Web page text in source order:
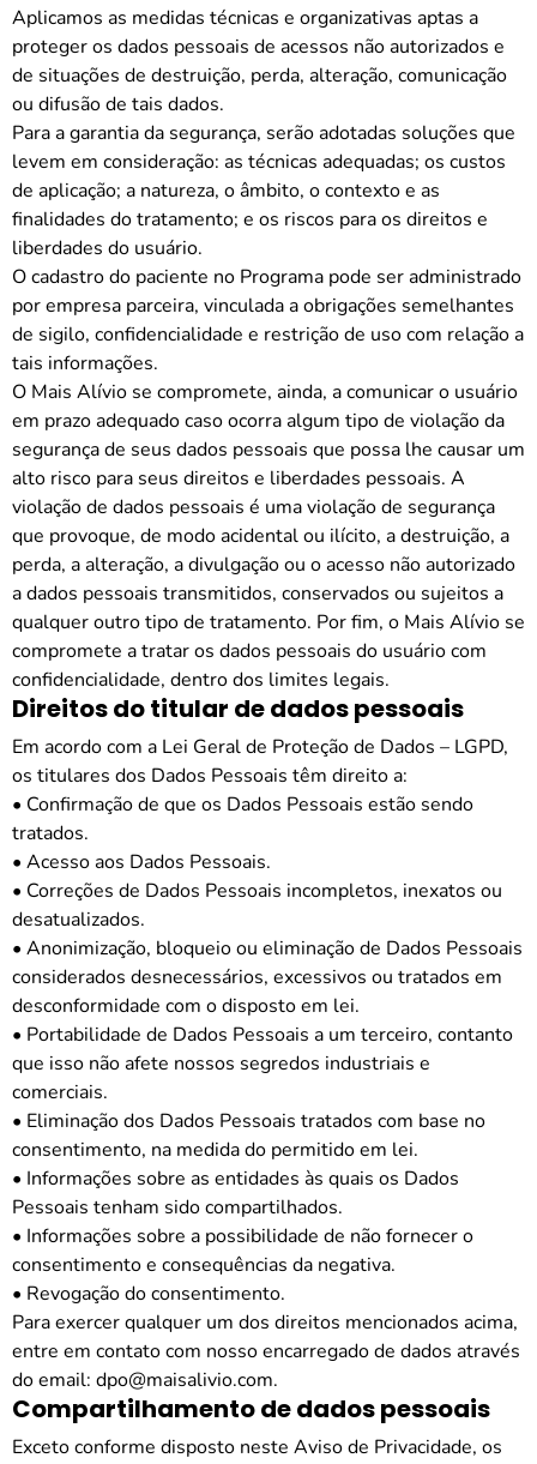
Aplicamos as medidas técnicas e organizativas aptas a
proteger os dados pessoais de acessos não autorizados e
de situações de destruição, perda, alteração, comunicação
ou difusão de tais dados.
Para a garantia da segurança, serão adotadas soluções que
levem em consideração: as técnicas adequadas; os custos
de aplicação; a natureza, o âmbito, o contexto e as
finalidades do tratamento; e os riscos para os direitos e
liberdades do usuário.
O cadastro do paciente no Programa pode ser administrado
por empresa parceira, vinculada a obrigações semelhantes
de sigilo, confidencialidade e restrição de uso com relação a
tais informações.
O Mais Alívio se compromete, ainda, a comunicar o usuário
em prazo adequado caso ocorra algum tipo de violação da
segurança de seus dados pessoais que possa lhe causar um
alto risco para seus direitos e liberdades pessoais. A
violação de dados pessoais é uma violação de segurança
que provoque, de modo acidental ou ilícito, a destruição, a
perda, a alteração, a divulgação ou o acesso não autorizado
a dados pessoais transmitidos, conservados ou sujeitos a
qualquer outro tipo de tratamento. Por fim, o Mais Alívio se
compromete a tratar os dados pessoais do usuário com
confidencialidade, dentro dos limites legais.
Direitos do titular de dados pessoais
Em acordo com a Lei Geral de Proteção de Dados – LGPD,
os titulares dos Dados Pessoais têm direito a:
• Confirmação de que os Dados Pessoais estão sendo
tratados.
• Acesso aos Dados Pessoais.
• Correções de Dados Pessoais incompletos, inexatos ou
desatualizados.
• Anonimização, bloqueio ou eliminação de Dados Pessoais
considerados desnecessários, excessivos ou tratados em
desconformidade com o disposto em lei.
• Portabilidade de Dados Pessoais a um terceiro, contanto
que isso não afete nossos segredos industriais e
comerciais.
• Eliminação dos Dados Pessoais tratados com base no
consentimento, na medida do permitido em lei.
• Informações sobre as entidades às quais os Dados
Pessoais tenham sido compartilhados.
• Informações sobre a possibilidade de não fornecer o
consentimento e consequências da negativa.
• Revogação do consentimento.
Para exercer qualquer um dos direitos mencionados acima,
entre em contato com nosso encarregado de dados através
do email: dpo@maisalivio.com.
Compartilhamento de dados pessoais
Exceto conforme disposto neste Aviso de Privacidade, os